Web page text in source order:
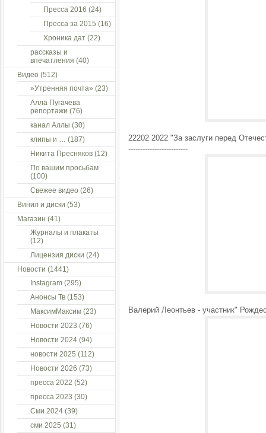
22202 2022 "За заслуги перед
-------------------------
Валерий Леонтьев - участник"
Пресса 2016 (24)
Пресса за 2015 (16)
Хроника дат (22)
рассказы и
впечатления (40)
Видео (512)
»Утренняя почта» (23)
Алла Пугачева
репортажи (76)
канал Аллы (30)
клипы и … (187)
Никита Пресняков (12)
По вашим просьбам
(100)
Свежее видео (26)
Винил и диски (53)
Магазин (41)
Журналы и плакаты
(12)
Лицензия диски (24)
Новости (1441)
Instagram (295)
Анонсы Тв (153)
МаксимМаксим (23)
Новости 2023 (76)
Новости 2024 (94)
новости 2025 (112)
Новости 2026 (73)
пресса 2022 (52)
пресса 2023 (30)
Сми 2024 (39)
сми 2025 (31)